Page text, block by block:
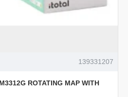
139331207
ROTATING MAP WITH